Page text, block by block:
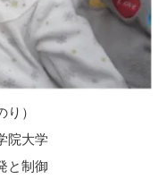
）
院大学
と制御